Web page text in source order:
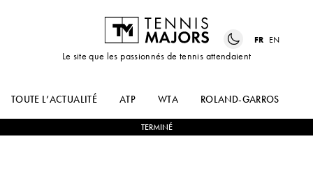
Le site que les passionnés de tennis attendaient
FR EN
TOUTE L’ACTUALITÉ ATP WTA ROLAND-GARROS
TERMINÉ